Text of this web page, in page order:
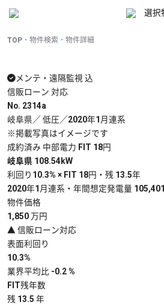
選択
TOP 物件検索 物件詳細
メンテ・遠隔監視 込
信販ローン 対応
No. 2314a
岐阜県／ 低圧／2020年1月連系
※掲載写真はイメージです
成約済み 中部電力 FIT 18円
岐阜県 108.54kW
利回り10.3% × FIT 18円・残 13.5年
2020年1月連系・年間想定発電量
物件価格
1,850 万円
▲ 信販ローン対応
表面利回り
10.3%
業界平均比 -0.2 %
FIT残年数
残 13.5 年